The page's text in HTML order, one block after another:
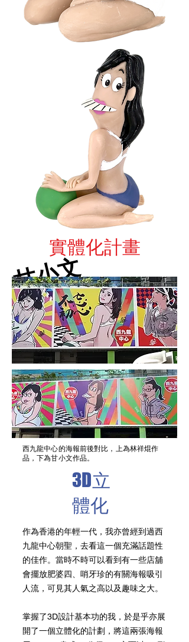
實體化計畫
​
甘小文
西九龍中心的海報前後對比，上為林祥焜作
品，下為甘小文作品。
3D立
體化
​作為香港的年輕一代，我亦曾經到過西
九龍中心朝聖，去看這一個充滿話題性
的佳作。當時不時可以看到有一些店舖
會擺放肥婆四、哨牙珍的有關海報吸引
人流，可見其人氣之高以及趣味之大。
​掌握了3D設計基本功的我，於是乎亦展
開了一個立體化的計劃，將這兩張海報